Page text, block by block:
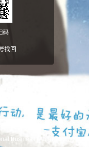
码
找回
Business About Alipay